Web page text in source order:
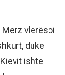
Merz vlerësoi
duke
ishte